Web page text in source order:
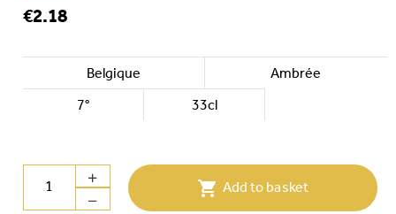
€2.18
Belgique Ambrée
7° 33cl
 Add to basket